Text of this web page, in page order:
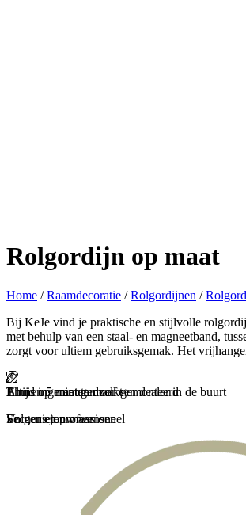
Rolgordijn op maat
Home / Raamdecoratie / Rolgordijnen /
Bij KeJe vind je praktische en stijlvolle
met behulp van een staal- en magneetband,
zorgt voor ultiem gebruiksgemak. Het
Binnen 5 minuten zelf gemonteerd
En genieten maar
Thuis ingemeten door een dealer in de buurt
Secuur en professioneel
Altijd op maat gemaakt
Volgens jouw wensen